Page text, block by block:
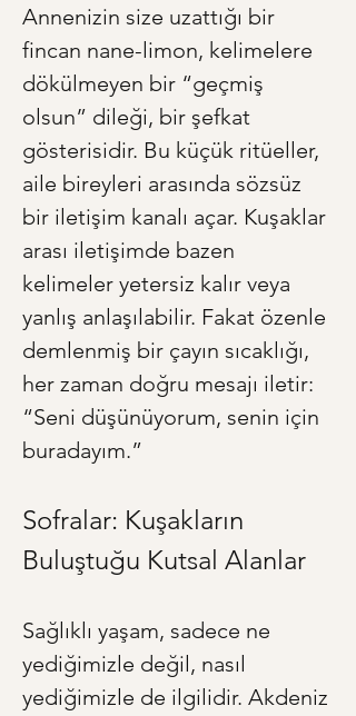
Annenizin size uzattığı bir
fincan nane-limon, kelimelere
dökülmeyen bir “geçmiş
olsun” dileği, bir şefkat
gösterisidir. Bu küçük ritüeller,
aile bireyleri arasında sözsüz
bir iletişim kanalı açar. Kuşaklar
arası iletişimde bazen
kelimeler yetersiz kalır veya
yanlış anlaşılabilir. Fakat özenle
demlenmiş bir çayın sıcaklığı,
her zaman doğru mesajı iletir:
“Seni düşünüyorum, senin için
buradayım.”
Sofralar: Kuşakların
Buluştuğu Kutsal Alanlar
Sağlıklı yaşam, sadece ne
yediğimizle değil, nasıl
yediğimizle de ilgilidir. Akdeniz